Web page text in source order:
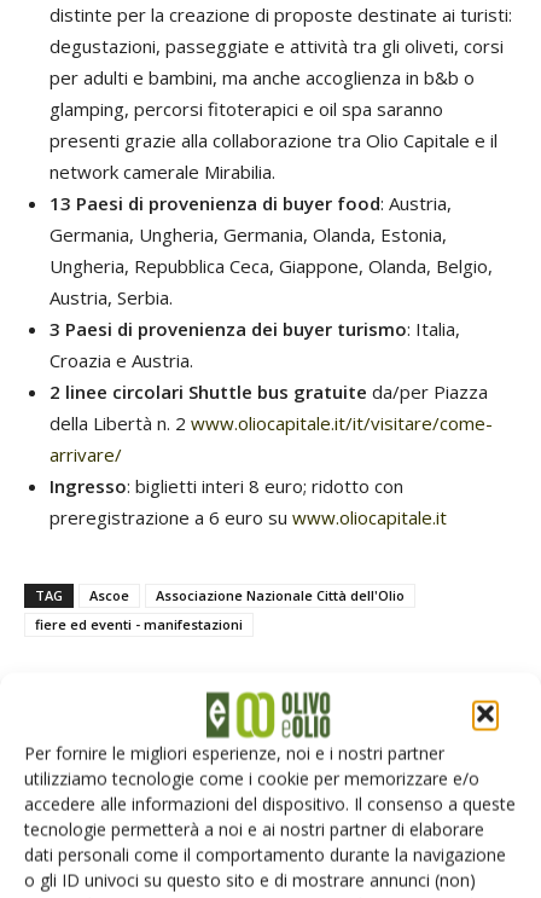
Per fornire le migliori esperienze, noi e i nostri partner
utilizziamo tecnologie come i cookie per memorizzare e/o
accedere alle informazioni del dispositivo. Il consenso a queste
tecnologie permetterà a noi e ai nostri partner di elaborare
dati personali come il comportamento durante la navigazione
o gli ID univoci su questo sito e di mostrare annunci (non)
distinte per la creazione di proposte destinate ai turisti:
degustazioni, passeggiate e attività tra gli oliveti, corsi
per adulti e bambini, ma anche accoglienza in b&b o
glamping, percorsi fitoterapici e oil spa saranno
presenti grazie alla collaborazione tra Olio Capitale e il
network camerale Mirabilia.
13 Paesi di provenienza di buyer food: Austria,
Germania, Ungheria, Germania, Olanda, Estonia,
Ungheria, Repubblica Ceca, Giappone, Olanda, Belgio,
Austria, Serbia.
3 Paesi di provenienza dei buyer turismo: Italia,
Croazia e Austria.
2 linee circolari Shuttle bus gratuite da/per Piazza
della Libertà n. 2 www.oliocapitale.it/it/visitare/come-
arrivare/
Ingresso: biglietti interi 8 euro; ridotto con
preregistrazione a 6 euro su www.oliocapitale.it
TAG Ascoe
Associazione Nazionale Città dell'Olio
fiere ed eventi - manifestazioni
Facebook Twitter
Articoli correlati